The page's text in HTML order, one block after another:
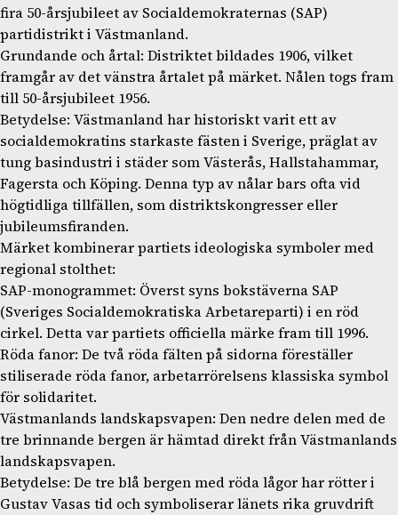
fira 50-årsjubileet av Socialdemokraternas (SAP)
partidistrikt i Västmanland.
Grundande och årtal: Distriktet bildades 1906, vilket
framgår av det vänstra årtalet på märket. Nålen togs fram
till 50-årsjubileet 1956.
Betydelse: Västmanland har historiskt varit ett av
socialdemokratins starkaste fästen i Sverige, präglat av
tung basindustri i städer som Västerås, Hallstahammar,
Fagersta och Köping. Denna typ av nålar bars ofta vid
högtidliga tillfällen, som distriktskongresser eller
jubileumsfiranden.
Märket kombinerar partiets ideologiska symboler med
regional stolthet:
SAP-monogrammet: Överst syns bokstäverna SAP
(Sveriges Socialdemokratiska Arbetareparti) i en röd
cirkel. Detta var partiets officiella märke fram till 1996.
Röda fanor: De två röda fälten på sidorna föreställer
stiliserade röda fanor, arbetarrörelsens klassiska symbol
för solidaritet.
Västmanlands landskapsvapen: Den nedre delen med de
tre brinnande bergen är hämtad direkt från Västmanlands
landskapsvapen.
Betydelse: De tre blå bergen med röda lågor har rötter i
Gustav Vasas tid och symboliserar länets rika gruvdrift